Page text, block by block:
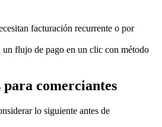
facturación recurrente o por
un flujo de pago en un clic con método
para comerciantes
lo siguiente antes de